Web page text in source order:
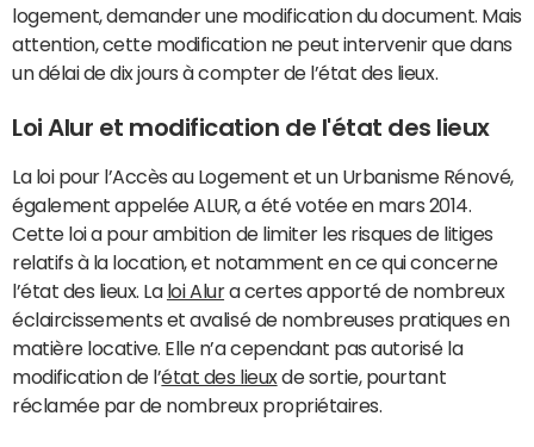
logement, demander une modification du document. Mais
attention, cette modification ne peut intervenir que dans
un délai de dix jours à compter de l’état des lieux.
Loi Alur et modification de l'état des lieux
La loi pour l’Accès au Logement et un Urbanisme Rénové,
également appelée ALUR, a été votée en mars 2014.
Cette loi a pour ambition de limiter les risques de litiges
relatifs à la location, et notamment en ce qui concerne
l’état des lieux. La loi Alura certes apporté de nombreux
éclaircissements et avalisé de nombreuses pratiques en
matière locative. Elle n’a cependant pas autorisé la
modification de l’état des lieuxde sortie, pourtant
réclamée par de nombreux propriétaires.